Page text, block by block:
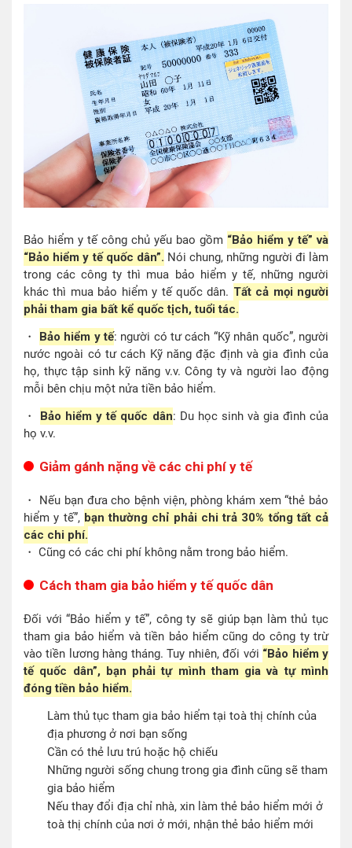
Bảo hiểm y tế công chủ yếu bao gồm “Bảo hiểm y tế” và
“Bảo hiểm y tế quốc dân”. Nói chung, những người đi làm
trong các công ty thì mua bảo hiểm y tế, những người
khác thì mua bảo hiểm y tế quốc dân. Tất cả mọi người
phải tham gia bất kể quốc tịch, tuổi tác.
・ Bảo hiểm y tế: người có tư cách “Kỹ nhân quốc”, người
nước ngoài có tư cách Kỹ năng đặc định và gia đình của
họ, thực tập sinh kỹ năng v.v. Công ty và người lao động
mỗi bên chịu một nửa tiền bảo hiểm.
・ Bảo hiểm y tế quốc dân: Du học sinh và gia đình của
họ v.v.
Giảm gánh nặng về các chi phí y tế
・ Nếu bạn đưa cho bệnh viện, phòng khám xem “thẻ bảo
hiểm y tế”, bạn thường chỉ phải chi trả 30% tổng tất cả
các chi phí.
・ Cũng có các chi phí không nằm trong bảo hiểm.
Cách tham gia bảo hiểm y tế quốc dân
Đối với “Bảo hiểm y tế”, công ty sẽ giúp bạn làm thủ tục
tham gia bảo hiểm và tiền bảo hiểm cũng do công ty trừ
vào tiền lương hàng tháng. Tuy nhiên, đối với “Bảo hiểm y
tế quốc dân”, bạn phải tự mình tham gia và tự mình
đóng tiền bảo hiểm.
Làm thủ tục tham gia bảo hiểm tại toà thị chính của
địa phương ở nơi bạn sống
Cần có thẻ lưu trú hoặc hộ chiếu
Những người sống chung trong gia đình cũng sẽ tham
gia bảo hiểm
Nếu thay đổi địa chỉ nhà, xin làm thẻ bảo hiểm mới ở
toà thị chính của nơi ở mới, nhận thẻ bảo hiểm mới